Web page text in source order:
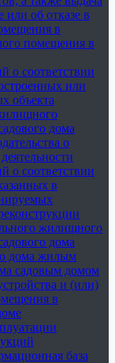
или об отказе в
в
помещения в
о соответствии
или
объекта
дома
о
о соответствии
в
жилищного
дома
дома жилым
садовым домом
и (или)
в
база